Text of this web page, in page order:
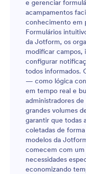
e gerenciar
acampamentos
conhecimento em
Formulários
da Jotform, os
modificar campos,
configurar
todos informados.
— como lógica
em tempo real e
administradores
grandes volumes
garantir que todas
coletadas de
modelos da
comecem com
necessidades
economizando